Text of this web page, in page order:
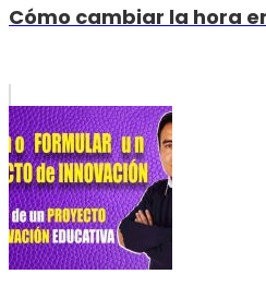
Cómo cambiar la hora